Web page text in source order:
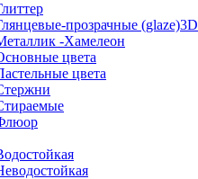
прозрачные (glaze)3D
-Хамелеон
цвета
цвета